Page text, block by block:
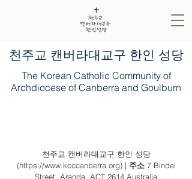
​천주교 캔버라대교구 한인 성당
The Korean Catholic Community of
Archdiocese of Canberra and Goulburn
천주교 캔버라대교구 한인 성당
(https://www.kcccanberra.org) | 주소 7 Bindel
Street, Aranda, ACT 2614 Australia